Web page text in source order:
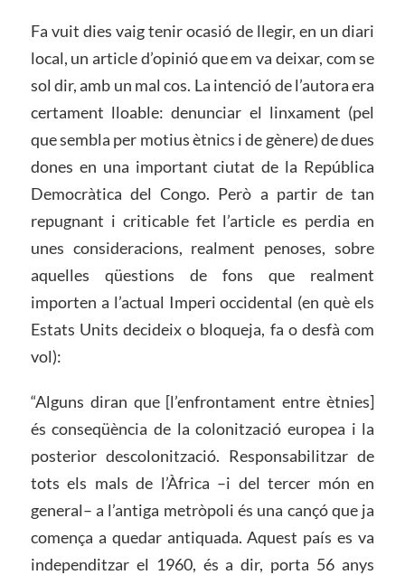
Fa vuit dies vaig tenir ocasió de llegir, en un diari
local, un article d’opinió que em va deixar, com se
sol dir, amb un mal cos. La intenció de l’autora era
certament lloable: denunciar el linxament (pel
que sembla per motius ètnics i de gènere) de dues
dones en una important ciutat de la República
Democràtica del Congo. Però a partir de tan
repugnant i criticable fet l’article es perdia en
unes consideracions, realment penoses, sobre
aquelles qüestions de fons que realment
importen a l’actual Imperi occidental (en què els
Estats Units decideix o bloqueja, fa o desfà com
vol):
“Alguns diran que [l’enfrontament entre ètnies]
és conseqüència de la colonització europea i la
posterior descolonització. Responsabilitzar de
tots els mals de l’Àfrica –i del tercer món en
general– a l’antiga metròpoli és una cançó que ja
comença a quedar antiquada. Aquest país es va
independitzar el 1960, és a dir, porta 56 anys